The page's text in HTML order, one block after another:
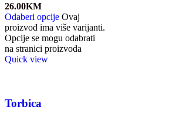
26.00KM
Odaberi opcije Ovaj
proizvod ima više varijanti.
Opcije se mogu odabrati
na stranici proizvoda
Quick view
Torbica